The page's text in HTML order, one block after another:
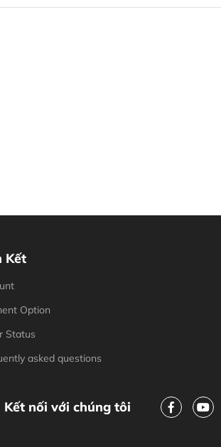
Kết
Option
Status
asked questions
Kết nối với chúng tôi